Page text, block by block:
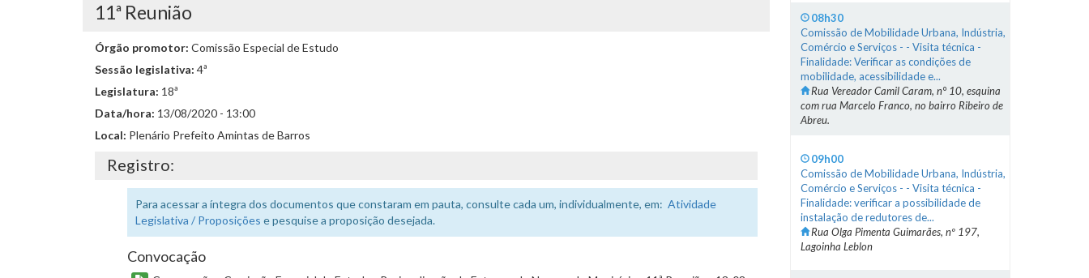
11ª Reunião
Órgão promotor: Comissão Especial de Estudo
Sessão legislativa: 4ª
Legislatura: 18ª
Data/hora: 13/08/2020 - 13:00
Local: Plenário Prefeito Amintas de Barros
Registro:
Para acessar a íntegra dos documentos que constaram em pauta, consulte cada um, individualmente, em: Atividade
Legislativa / Proposições e pesquise a proposição desejada.
Convocação
08h30
Comissão de Mobilidade Urbana, Indústria,
Comércio e Serviços - - Visita técnica -
Finalidade: Verificar as condições de
mobilidade, acessibilidade e...
Rua Vereador Camil Caram, n° 10, esquina
com rua Marcelo Franco, no bairro Ribeiro de
Abreu.
09h00
Comissão de Mobilidade Urbana, Indústria,
Comércio e Serviços - - Visita técnica -
Finalidade: verificar a possibilidade de
instalação de redutores de...
Rua Olga Pimenta Guimarães, nº 197,
Lagoinha Leblon